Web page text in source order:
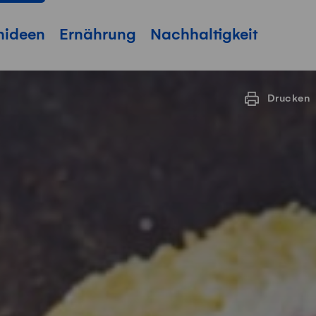
Ernährung Nachhaltigkeit
Drucken